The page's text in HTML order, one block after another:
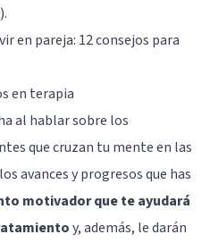
en pareja: 12 consejos para
en terapia
al hablar sobre los
que cruzan tu mente en las
avances y progresos que has
motivador que te ayudará
y, además, le darán